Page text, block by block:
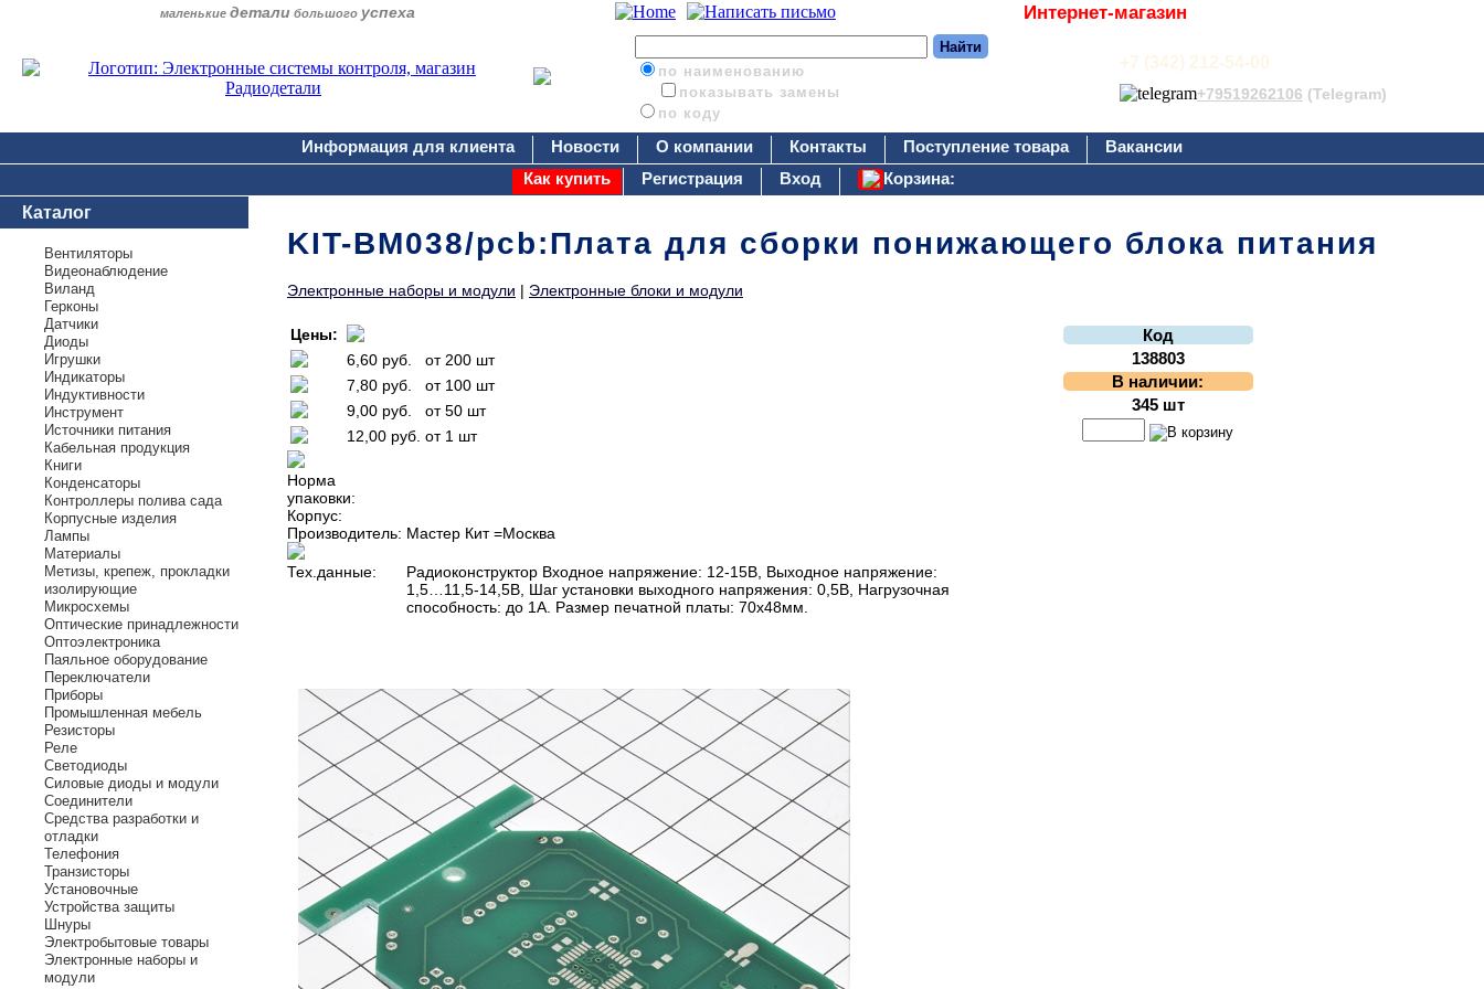
маленькие детали большого успеха Интернет-магазин
по наименованию
показывать замены
по коду
+7 (342) 212-54-00
+79519262106 (Telegram)
Информация для клиента Новости О компании Контакты Поступление товара
Вакансии
Как купить
Регистрация Вход
Корзина:
Каталог
Вентиляторы
Видеонаблюдение
Виланд
Герконы
Датчики
Диоды
Игрушки
Индикаторы
Индуктивности
Инструмент
Источники питания
Кабельная продукция
Книги
Конденсаторы
Контроллеры полива сада
Корпусные изделия
Лампы
Материалы
Метизы, крепеж, прокладки
изолирующие
Микросхемы
Оптические принадлежности
Оптоэлектроника
Паяльное оборудование
Переключатели
Приборы
Промышленная мебель
Резисторы
Реле
Светодиоды
Силовые диоды и модули
Соединители
Средства разработки и
отладки
Телефония
Транзисторы
Установочные
Устройства защиты
Шнуры
Электробытовые товары
Электронные наборы и
модули
KIT-BM038/pcb:Плата для сборки понижающего блока питания
Электронные наборы и модули | Электронные блоки и модули
Цены:
6,60 руб.
от 200 шт
7,80 руб.
от 100 шт
9,00 руб.
от 50 шт
12,00 руб. от 1 шт
Норма
упаковки:
Корпус:
Производитель: Мастер Кит =Москва
Тех.данные:
Радиоконструктор Входное напряжение: 12-15В, Выходное напряжение:
1,5…11,5-14,5В, Шаг установки выходного напряжения: 0,5В, Нагрузочная
способность: до 1А. Размер печатной платы: 70х48мм.
Код
138803
В наличии:
345 шт